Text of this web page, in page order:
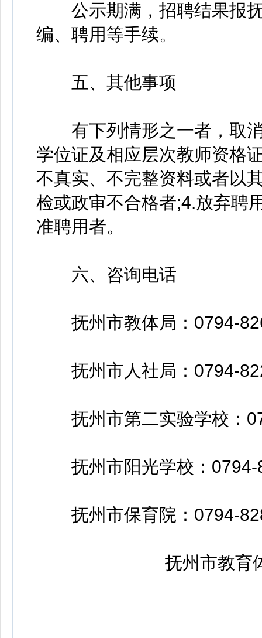
公示期满，招聘结果报抚
编、聘用等手续。
五、其他事项
有下列情形之一者，取消
学位证及相应层次教师资格
不真实、不完整资料或者以
检或政审不合格者;4.放弃聘
准聘用者。
六、咨询电话
抚州市教体局：0794-
抚州市人社局：0794-
抚州市第二实验学校：
抚州市阳光学校：0794-
抚州市保育院：0794-
抚州市教育体